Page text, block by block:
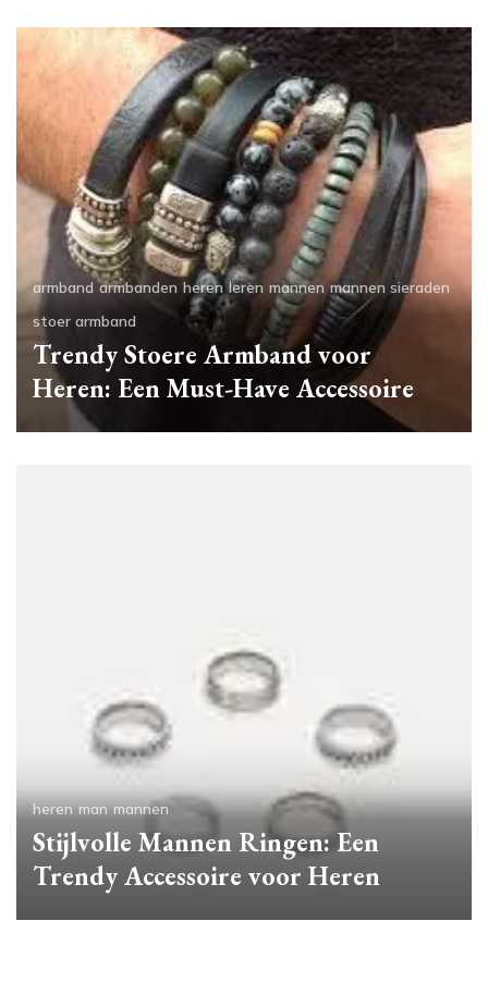
armband armbanden heren leren mannen mannen sieraden
stoer armband
Trendy Stoere Armband voor
Heren: Een Must-Have Accessoire
heren man mannen
Stijlvolle Mannen Ringen: Een
Trendy Accessoire voor Heren